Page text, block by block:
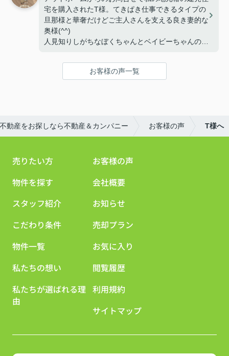
いいおうちを見つけることができてよかったです
(^^)/
三津浜の花火大会のときにお邪魔しようかしら♡笑
今後もよろしくお願いいたします♪
とってよいお部屋だと私も思います♪
何かお困りごとあれば、またお申しつけください♪
宅を購入されたT様。てきぱき仕事できるタイプの
旦那様と華奢だけどご主人さんを支える良き妻的な
奥様(^^)
人見知りしがちなぼくちゃんとベイビーちゃんの４
三町の建売住宅を他社でタッチの差で購入できなか
ったらしく、弊社にて別の物件をご成約となりまし
椿のことでわからないことがあればlineなどで聞い
てください★
(´;ω;｀)
お客様の声一覧
動産をお探しなら不動産＆カンパニー お客様の声 T様へ
売りたい方
物件を探す
スタッフ紹介
こだわり条件
物件一覧
私たちの想い
私たちが選ばれる理
由
お客様の声
会社概要
お知らせ
売却プラン
お気に入り
閲覧履歴
利用規約
サイトマップ